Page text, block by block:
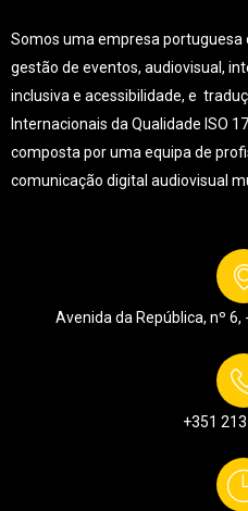
Somos uma empresa portuguesa
gestão de eventos, audiovisual,
inclusiva e acessibilidade, e
Internacionais da Qualidade ISO
composta por uma equipa de
comunicação digital audiovisual
Avenida da República, nº 6,
+351